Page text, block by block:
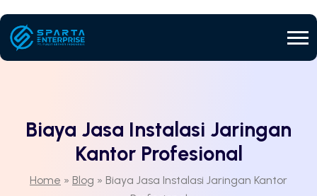
Biaya Jasa Instalasi Jaringan
Kantor Profesional
Home » Blog » Biaya Jasa Instalasi Jaringan Kantor